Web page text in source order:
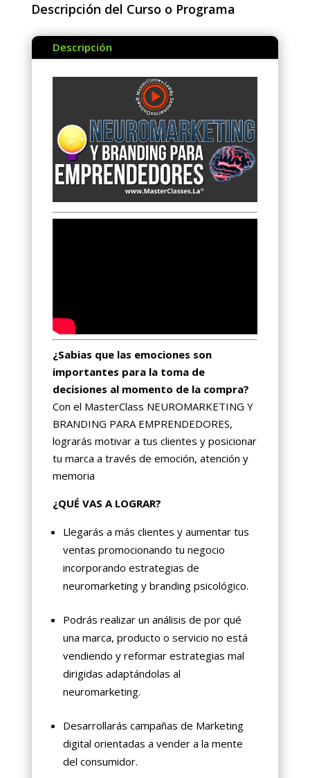
Descripción del Curso o Programa
Descripción
¿Sabias que las emociones son
importantes para la toma de
decisiones al momento de la compra?
Con el MasterClass NEUROMARKETING Y
BRANDING PARA EMPRENDEDORES,
lograrás motivar a tus clientes y posicionar
tu marca a través de emoción, atención y
memoria
¿QUÉ VAS A LOGRAR?
Llegarás a más clientes y aumentar tus
ventas promocionando tu negocio
incorporando estrategias de
neuromarketing y branding psicológico.
Podrás realizar un análisis de por qué
una marca, producto o servicio no está
vendiendo y reformar estrategias mal
dirigidas adaptándolas al
neuromarketing.
Desarrollarás campañas de Marketing
digital orientadas a vender a la mente
del consumidor.